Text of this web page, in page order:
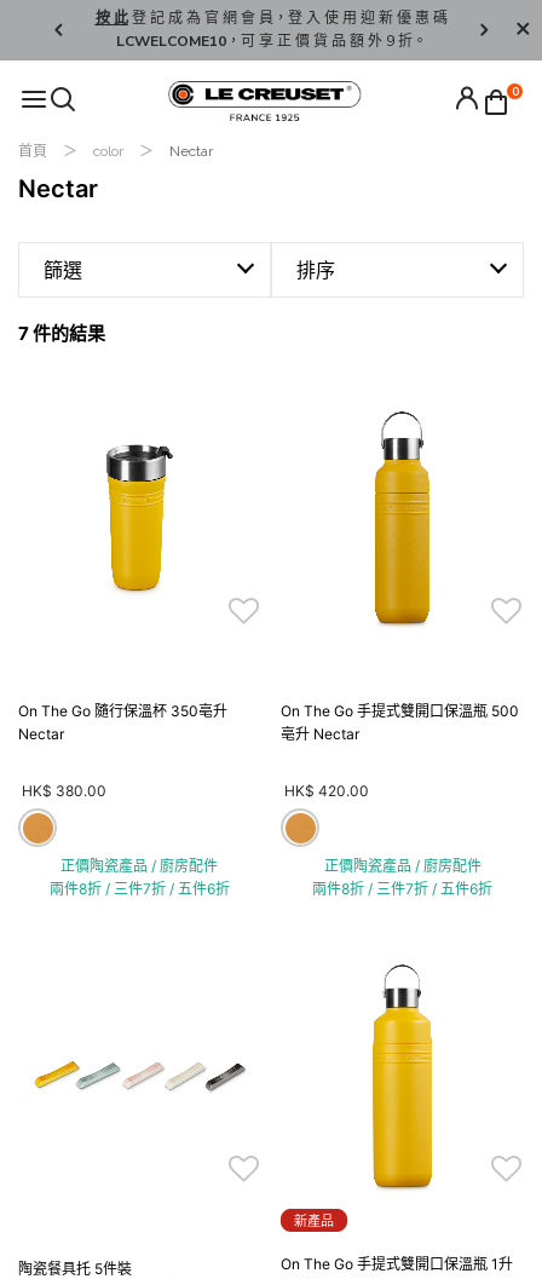
按 此登 記 成 為 官 網 會 員，登 入 使 用 迎 新 優 惠 碼
LCWELCOME10，可 享 正 價 貨 品 額 外 9 折。
香 港 / 澳
0
首頁 color Nectar
Nectar
篩選 排序
7 件的結果
On The Go 隨行保溫杯 350亳升
Nectar
HK$ 380.00
正價陶瓷產品 / 廚房配件
兩件8折 / 三件7折 / 五件6折
On The Go 手提式雙開口保溫瓶 500
亳升 Nectar
HK$ 420.00
正價陶瓷產品 / 廚房配件
兩件8折 / 三件7折 / 五件6折
陶瓷餐具托 5件裝
新產品
On The Go 手提式雙開口保溫瓶 1升